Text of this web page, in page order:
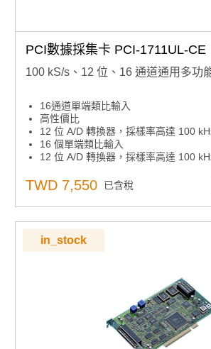
PCI數據採集卡 PCI-1711UL-CE
100 kS/s、12 位、16 通道通用多功
16通道單端類比輸入
高性價比
12 位 A/D 轉換器，採樣率高達 100
16 個單端類比輸入
12 位 A/D 轉換器，採樣率高達 100
16 個數位輸入和 16 個數位輸出
16 通道數位輸入和 16 通道數字輸出
兩個12位類比輸出通道
兩個12位類比輸出通道
板載先進先出記憶體（1，024 個樣本）
板載先進先出記憶體（1024 個樣本）
板載可程式設計計數器
TWD 7,550 已含稅
in_stock